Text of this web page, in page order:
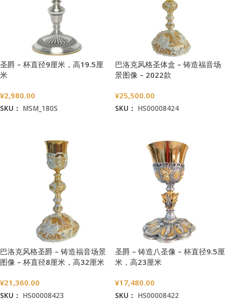
圣爵 – 杯直径9厘米，高19.5厘
米
¥2,980.00
SKU： MSM_180S
巴洛克风格圣体盒 – 铸造福音场
景图像 – 2022款
¥25,500.00
SKU： HS00008424
巴洛克风格圣爵 – 铸造福音场景
图像 – 杯直径8厘米，高32厘米
¥21,360.00
SKU： HS00008423
圣爵 – 铸造八圣像 – 杯直径9.5厘
米，高23厘米
¥17,480.00
SKU： HS00008422